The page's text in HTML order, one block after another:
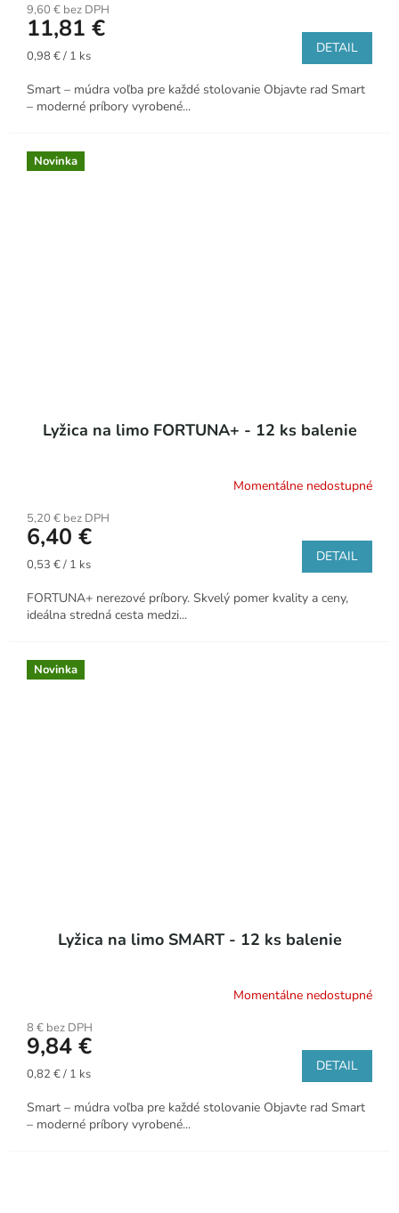
9,60 € bez DPH
11,81 €
Jednotková
0,98 € / 1 ks DETAIL
Smart – múdra voľba pre každé stolovanie Objavte rad Smart
– moderné príbory vyrobené...
Novinka
Lyžica na limo FORTUNA+ - 12 ks balenie
Momentálne nedostupné
5,20 € bez DPH
6,40 €
Jednotková
0,53 € / 1 ks DETAIL
FORTUNA+ nerezové príbory. Skvelý pomer kvality a ceny,
ideálna stredná cesta medzi...
Novinka
Lyžica na limo SMART - 12 ks balenie
Momentálne nedostupné
8 € bez DPH
9,84 €
Jednotková
0,82 € / 1 ks DETAIL
Smart – múdra voľba pre každé stolovanie Objavte rad Smart
– moderné príbory vyrobené...